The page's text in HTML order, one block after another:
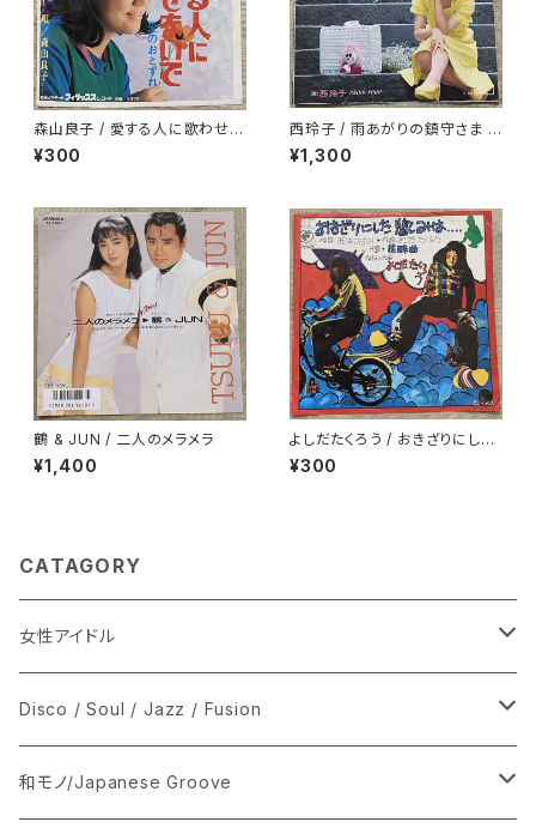
森山良子 / 愛する人に歌わせな
いで
¥300
西玲子 / 雨あがりの鎮守さま プ
ロモ
¥1,300
鶴 & JUN / 二人のメラメラ
¥1,400
よしだたくろう / おきざりにした
悲しみは
¥300
CATAGORY
女性アイドル
シングル盤
あ行
LP
Disco / Soul / Jazz / Fusion
シングル盤
和モノ/Japanese Groove